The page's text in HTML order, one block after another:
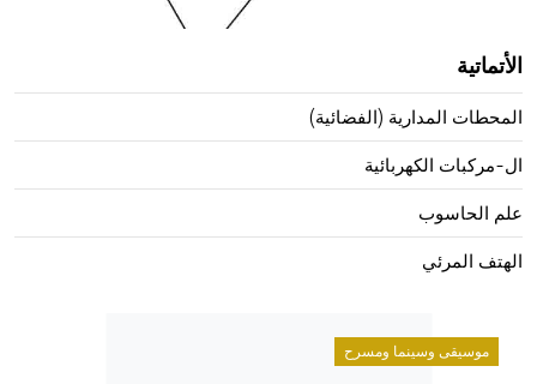
الأتماتية
المحطات المدارية (الفضائية)
ال-مركبات الكهربائية
علم الحاسوب
الهتف المرئي
موسيقى وسينما ومسرح